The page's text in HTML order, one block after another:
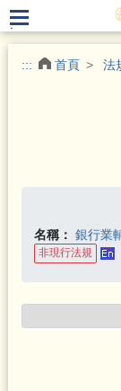
.
::: 首頁 法
名稱： 銀行業
非現行法規